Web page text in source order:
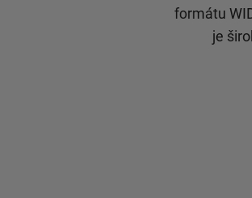
formátu
je